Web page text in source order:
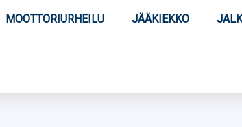
MOOTTORIURHEILU JÄÄKIEKKO